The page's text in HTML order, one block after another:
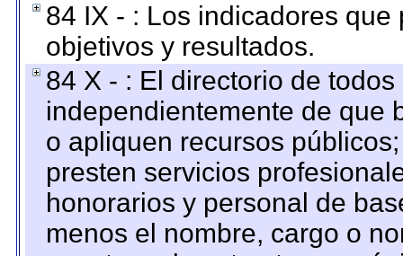
84 IX - : Los indicadores
objetivos y resultados.
84 X - : El directorio de
independientemente de que
o apliquen recursos
presten servicios
honorarios y personal de
menos el nombre, cargo o